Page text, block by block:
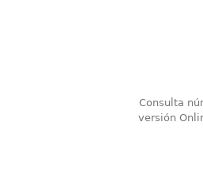
Consulta
versión